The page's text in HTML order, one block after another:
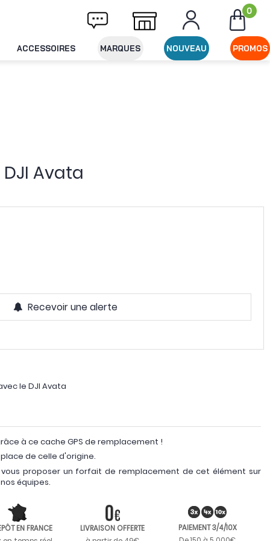
Livraison offerte dès 49€ d'achat 0
ACCESSOIRES MARQUES NOUVEAU PROMOS
Avata
Recevoir une alerte
le DJI Avata
à ce cache GPS de remplacement !
de celle d'origine.
vous proposer un forfait de remplacement de cet élément sur
équipes.
EN FRANCE
LIVRAISON OFFERTE
PAIEMENT 3/4/10X